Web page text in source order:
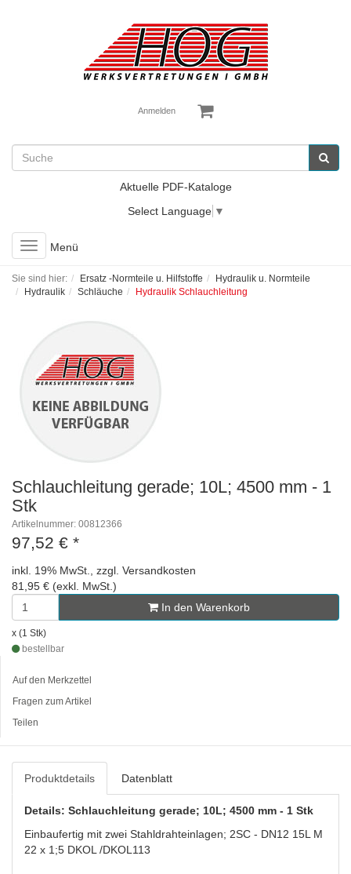
Anmelden
Aktuelle PDF-Kataloge
Select Language ▼
Toggle
navigation
Menü
Sie sind hier: Ersatz -Normteile u. Hilfstoffe
Hydraulik u. Normteile
Hydraulik
Schläuche Hydraulik Schlauchleitung
Schlauchleitung gerade; 10L; 4500 mm - 1
Stk
Artikelnummer: 00812366
97,52 € *
inkl. 19% MwSt., zzgl. Versandkosten
81,95 € (exkl. MwSt.)
In den Warenkorb
x (1 Stk)
bestellbar
Auf den Merkzettel
Fragen zum Artikel
Teilen
Produktdetails Datenblatt
Details: Schlauchleitung gerade; 10L; 4500 mm - 1 Stk
Einbaufertig mit zwei Stahldrahteinlagen; 2SC - DN12 15L M
22 x 1;5 DKOL /DKOL113